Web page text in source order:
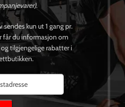
.
sendes kun ut 1 gang pr.
får du informasjon om
tilgjengelige rabatter i